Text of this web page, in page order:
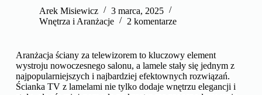
Arek Misiewicz
3 marca, 2025
Wnętrza i Aranżacje
2 komentarze
Aranżacja ściany za telewizorem to kluczowy element
wystroju nowoczesnego salonu, a lamele stały się jednym z
najpopularniejszych i najbardziej efektownych rozwiązań.
Ścianka TV z lamelami nie tylko dodaje wnętrzu elegancji i